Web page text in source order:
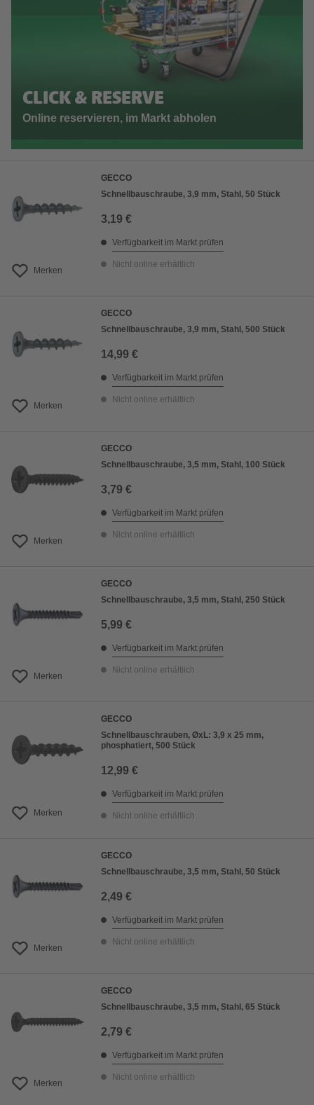
CLICK & RESERVE
Online reservieren, im Markt abholen
Merken
GECCO
Schnellbauschraube, 3,9 mm, Stahl, 50 Stück
3,19 €
Verfügbarkeit im Markt prüfen
Nicht online erhältlich
Merken
GECCO
Schnellbauschraube, 3,9 mm, Stahl, 500 Stück
14,99 €
Verfügbarkeit im Markt prüfen
Nicht online erhältlich
Merken
GECCO
Schnellbauschraube, 3,5 mm, Stahl, 100 Stück
3,79 €
Verfügbarkeit im Markt prüfen
Nicht online erhältlich
Merken
GECCO
Schnellbauschraube, 3,5 mm, Stahl, 250 Stück
5,99 €
Verfügbarkeit im Markt prüfen
Nicht online erhältlich
Merken
GECCO
Schnellbauschrauben, ØxL: 3,9 x 25 mm,
phosphatiert, 500 Stück
12,99 €
Verfügbarkeit im Markt prüfen
Nicht online erhältlich
Merken
GECCO
Schnellbauschraube, 3,5 mm, Stahl, 50 Stück
2,49 €
Verfügbarkeit im Markt prüfen
Nicht online erhältlich
Merken
GECCO
Schnellbauschraube, 3,5 mm, Stahl, 65 Stück
2,79 €
Verfügbarkeit im Markt prüfen
Nicht online erhältlich